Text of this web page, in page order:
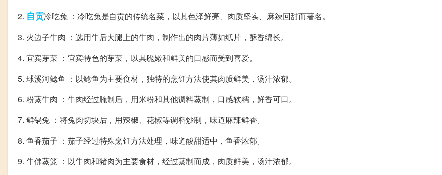
2. 自贡冷吃兔 ：冷吃兔是自贡的传统名菜，以其色泽鲜亮、肉质坚实、麻辣回甜而著名。
3. 火边子牛肉 ：选用牛后大腿上的牛肉，制作出的肉片薄如纸片，酥香绵长。
4. 宜宾芽菜 ：宜宾特色的芽菜，以其脆嫩和鲜美的口感而受到喜爱。
5. 球溪河鲶鱼 ：以鲶鱼为主要食材，独特的烹饪方法使其肉质鲜美，汤汁浓郁。
6. 粉蒸牛肉 ：牛肉经过腌制后，用米粉和其他调料蒸制，口感软糯，鲜香可口。
7. 鲜锅兔 ：将兔肉切块后，用辣椒、花椒等调料炒制，味道麻辣鲜香。
8. 鱼香茄子 ：茄子经过特殊烹饪方法处理，味道酸甜适中，鱼香浓郁。
9. 牛佛蒸笼 ：以牛肉和猪肉为主要食材，经过蒸制而成，肉质鲜美，汤汁浓郁。